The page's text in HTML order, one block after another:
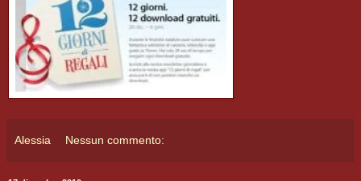
Alessia Nessun commento: